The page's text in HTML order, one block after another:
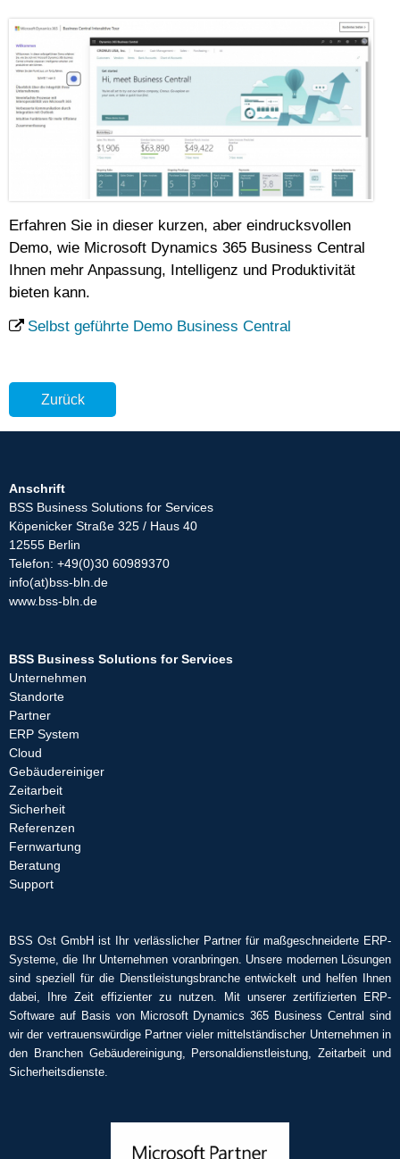
Erfahren Sie in dieser kurzen, aber eindrucksvollen
Demo, wie Microsoft Dynamics 365 Business Central
Ihnen mehr Anpassung, Intelligenz und Produktivität
bieten kann.
Selbst geführte Demo Business Central
Zurück
Anschrift
BSS Business Solutions for Services
Köpenicker Straße 325 / Haus 40
12555 Berlin
Telefon: +49(0)30 60989370
info(at)bss-bln.de
www.bss-bln.de
BSS Business Solutions for Services
Unternehmen
Standorte
Partner
ERP System
Cloud
Gebäudereiniger
Zeitarbeit
Sicherheit
Referenzen
Fernwartung
Beratung
Support
BSS Ost GmbH ist Ihr verlässlicher Partner für maßgeschneiderte ERP-
Systeme, die Ihr Unternehmen voranbringen. Unsere modernen Lösungen
sind speziell für die Dienstleistungsbranche entwickelt und helfen Ihnen
dabei, Ihre Zeit effizienter zu nutzen. Mit unserer zertifizierten ERP-
Software auf Basis von Microsoft Dynamics 365 Business Central sind
wir der vertrauenswürdige Partner vieler mittelständischer Unternehmen in
den Branchen Gebäudereinigung, Personaldienstleistung, Zeitarbeit und
Sicherheitsdienste.